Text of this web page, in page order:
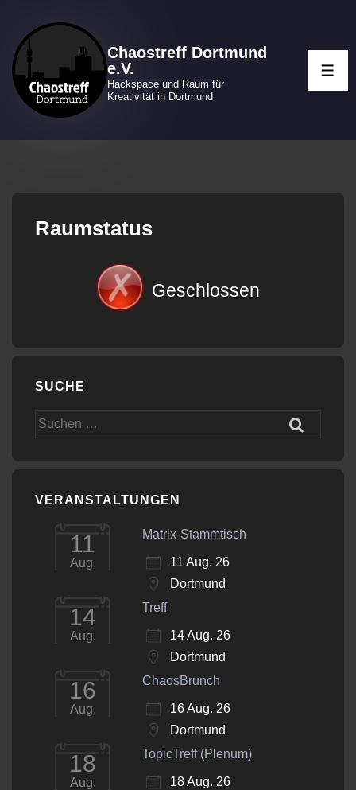
Inhalt
Chaostreff Dortmund
e.V.
Hackspace und Raum für
Kreativität in Dortmund
Raumstatus
Geschlossen
SUCHE
Suchen
VERANSTALTUNGEN
11
Aug.
Matrix-Stammtisch
11 Aug. 26
Dortmund
14
Aug.
Treff
14 Aug. 26
Dortmund
16
Aug.
ChaosBrunch
16 Aug. 26
Dortmund
18
Aug.
TopicTreff (Plenum)
18 Aug. 26